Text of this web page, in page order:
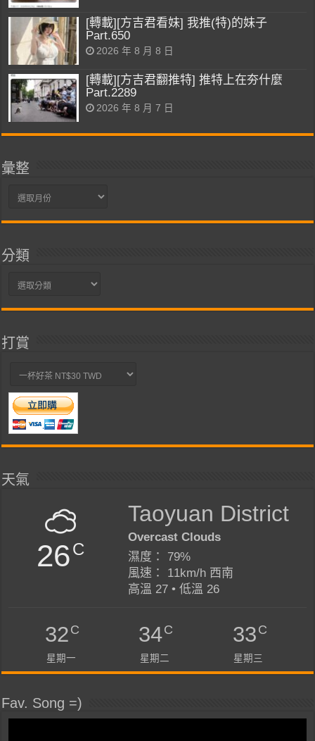
[轉載][方吉君看妹] 我推(特)的妹子
Part.650
2026 年 8 月 8 日
[轉載][方吉君翻推特] 推特上在夯什麼
Part.2289
2026 年 8 月 7 日
彙整
彙
分類
分
打賞
天氣
26C
Taoyuan District
Overcast Clouds
濕度： 79%
風速： 11km/h 西南
高溫 27 • 低溫 26
32C
星期一
34C
星期二
33C
星期三
Fav. Song =)